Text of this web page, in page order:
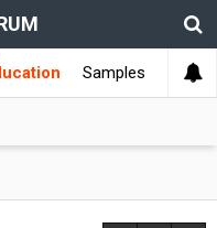
Samples